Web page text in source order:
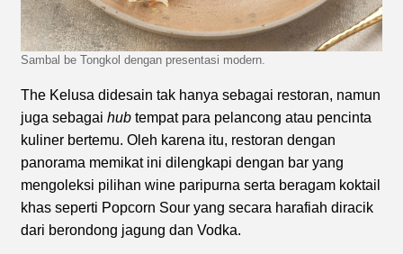
Sambal be Tongkol dengan presentasi modern.
The Kelusa didesain tak hanya sebagai restoran, namun
juga sebagai hub tempat para pelancong atau pencinta
kuliner bertemu. Oleh karena itu, restoran dengan
panorama memikat ini dilengkapi dengan bar yang
mengoleksi pilihan wine paripurna serta beragam koktail
khas seperti Popcorn Sour yang secara harafiah diracik
dari berondong jagung dan Vodka.